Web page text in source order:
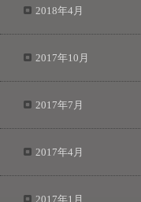
2018年4月
2017年10月
2017年7月
2017年4月
2017年1月